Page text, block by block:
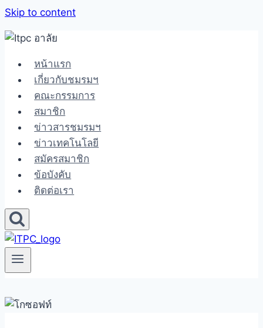
Skip to content
หน้าแรก
เกี่ยวกับชมรมฯ
คณะกรรมการ
สมาชิก
ข่าวสารชมรมฯ
ข่าวเทคโนโลยี
สมัครสมาชิก
ข้อบังคับ
ติดต่อเรา